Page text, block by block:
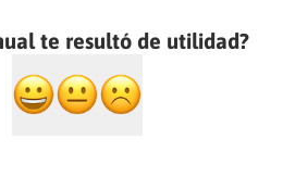
te resultó de utilidad?